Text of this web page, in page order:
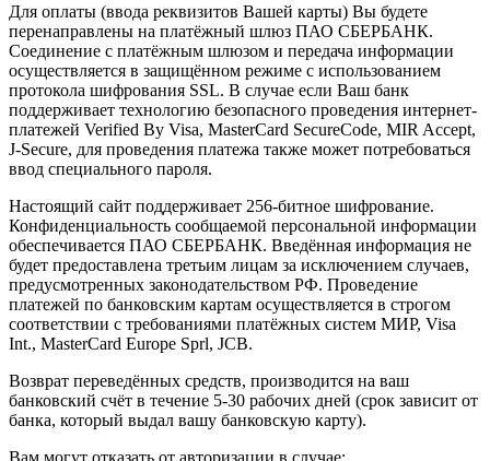
Для оплаты (ввода реквизитов Вашей карты) Вы будете
перенаправлены на платёжный шлюз ПАО СБЕРБАНК.
Соединение с платёжным шлюзом и передача информации
осуществляется в защищённом режиме с использованием
протокола шифрования SSL. В случае если Ваш банк
поддерживает технологию безопасного проведения интернет-
платежей Verified By Visa, MasterCard SecureCode, MIR Accept,
J-Secure, для проведения платежа также может потребоваться
ввод специального пароля.
Настоящий сайт поддерживает 256-битное шифрование.
Конфиденциальность сообщаемой персональной информации
обеспечивается ПАО СБЕРБАНК. Введённая информация не
будет предоставлена третьим лицам за исключением случаев,
предусмотренных законодательством РФ. Проведение
платежей по банковским картам осуществляется в строгом
соответствии с требованиями платёжных систем МИР, Visa
Int., MasterCard Europe Sprl, JCB.
Возврат переведённых средств, производится на ваш
банковский счёт в течение 5-30 рабочих дней (срок зависит от
банка, который выдал вашу банковскую карту).
Вам могут отказать от авторизации в случае: